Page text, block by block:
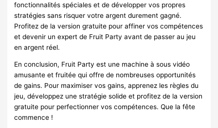
fonctionnalités spéciales et de développer vos propres
stratégies sans risquer votre argent durement gagné.
Profitez de la version gratuite pour affiner vos compétences
et devenir un expert de Fruit Party avant de passer au jeu
en argent réel.
En conclusion, Fruit Party est une machine à sous vidéo
amusante et fruitée qui offre de nombreuses opportunités
de gains. Pour maximiser vos gains, apprenez les règles du
jeu, développez une stratégie solide et profitez de la version
gratuite pour perfectionner vos compétences. Que la fête
commence !